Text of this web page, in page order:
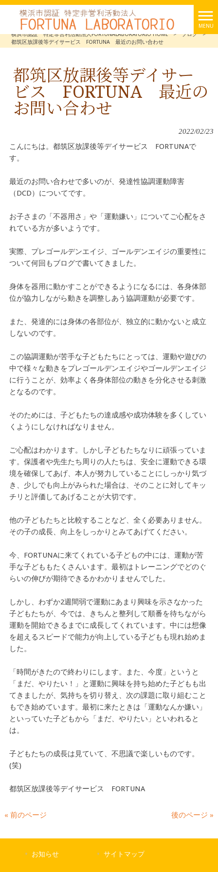
MENU
横浜市認証 特定非営利活動法人FORTUNALABORATORIO HOME
> ブログ
>
都筑区放課後等デイサービス FORTUNA 最近のお問い合わせ
都筑区放課後等デイサー
ビス FORTUNA 最近の
お問い合わせ
2022/02/23
こんにちは。都筑区放課後等デイサービス FORTUNAで
す。
最近のお問い合わせで多いのが、発達性協調運動障害
（DCD）についてです。
お子さまの「不器用さ」や「運動嫌い」についてご心配をさ
れている方が多いようです。
実際、プレゴールデンエイジ、ゴールデンエイジの重要性に
ついて何回もブログで書いてきました。
身体を器用に動かすことができるようになるには、各身体部
位が協力しながら動きを調整しあう協調運動が必要です。
また、発達的には身体の各部位が、独立的に動かないと成立
しないのです。
この協調運動が苦手な子どもたちにとっては、運動や遊びの
中で様々な動きをプレゴールデンエイジやゴールデンエイジ
に行うことが、効率よく各身体部位の動きを分化させる刺激
となるのです。
そのためには、子どもたちの達成感や成功体験を多くしてい
くようにしなければなりません。
ご心配はわかります。しかし子どもたちなりに頑張っていま
す。保護者や先生たち周りの人たちは、安全に運動できる環
境を確保してあげ、本人が努力していることにしっかり気づ
き、少しでも向上がみられた場合は、そのことに対してキッ
チリと評価してあげることが大切です。
他の子どもたちと比較することなど、全く必要ありません。
その子の成長、向上をしっかりとみてあげてください。
今、FORTUNAに来てくれている子どもの中には、運動が苦
手な子どももたくさんいます。最初はトレーニングでどのぐ
らいの伸びが期待できるかわかりませんでした。
しかし、わずか2週間弱で運動にあまり興味を示さなかった
子どもたちが、今では、きちんと整列して順番を待ちながら
運動を開始できるまでに成長してくれています。中には想像
を超えるスピードで能力が向上している子どもも現れ始めま
した。
「時間がきたので終わりにします。また、今度」というと
「まだ、やりたい！」と運動に興味を持ち始めた子どもも出
てきましたが、気持ちを切り替え、次の課題に取り組むこと
もでき始めています。最初に来たときは「運動なんか嫌い」
といっていた子どもから「まだ、やりたい」といわれると
は。
子どもたちの成長は見ていて、不思議で楽しいものです。
(笑)
都筑区放課後等デイサービス FORTUNA
« 前のページ 後のページ »
お知らせ サイトマップ